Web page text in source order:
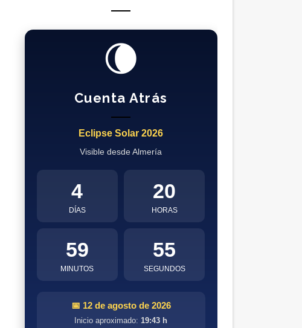
🌘
Cuenta Atrás
Eclipse Solar 2026
Visible desde Almería
4
DÍAS
20
HORAS
59
MINUTOS
54
SEGUNDOS
📅 12 de agosto de 2026
Inicio aproximado:19:43 h